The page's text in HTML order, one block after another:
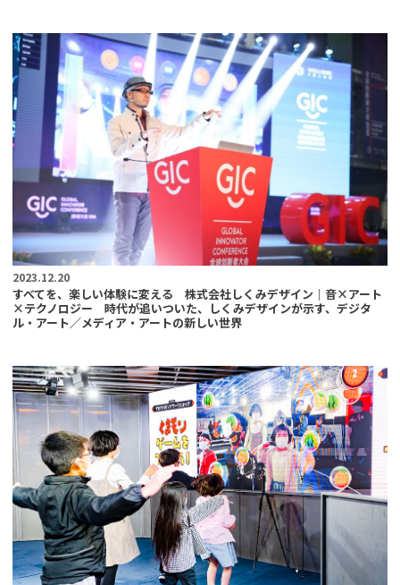
2023.12.20
すべてを、楽しい体験に変える 株式会社しくみデザイン｜音×アート
×テクノロジー 時代が追いついた、しくみデザインが示す、デジタ
ル・アート／メディア・アートの新しい世界